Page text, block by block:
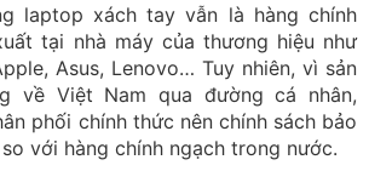
laptop xách tay vẫn là hàng chính
tại nhà máy của thương hiệu như
Asus, Lenovo… Tuy nhiên, vì sản
về Việt Nam qua đường cá nhân,
phối chính thức nên chính sách bảo
với hàng chính ngạch trong nước.